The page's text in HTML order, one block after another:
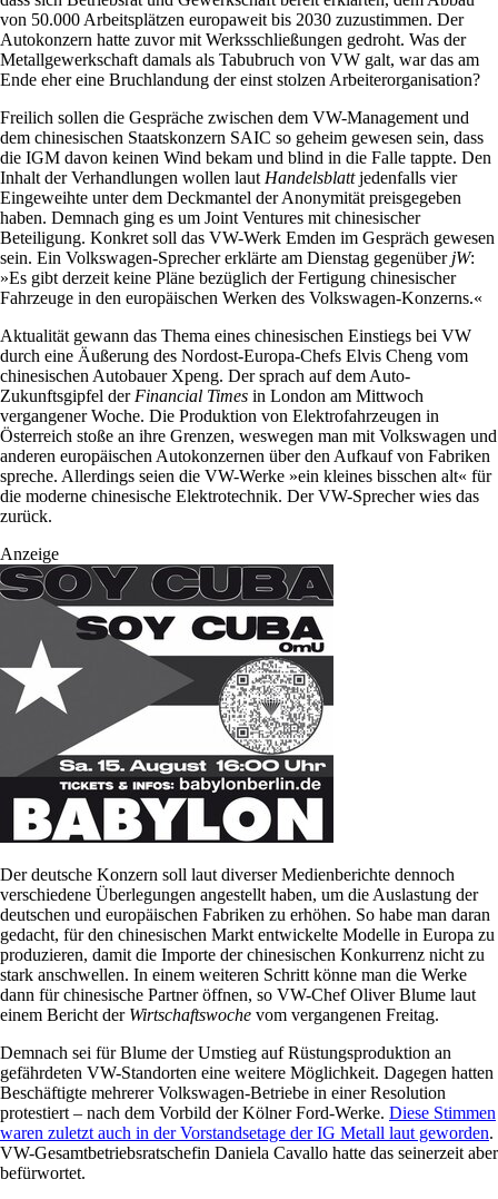
von 50.000 Arbeitsplätzen europaweit bis 2030 zuzustimmen. Der
Autokonzern hatte zuvor mit Werksschließungen gedroht. Was der
Metallgewerkschaft damals als Tabubruch von VW galt, war das am
Ende eher eine Bruchlandung der einst stolzen Arbeiterorganisation?
Freilich sollen die Gespräche zwischen dem VW-Management und
dem chinesischen Staatskonzern SAIC so geheim gewesen sein, dass
die IGM davon keinen Wind bekam und blind in die Falle tappte. Den
Inhalt der Verhandlungen wollen laut Handelsblattjedenfalls vier
Eingeweihte unter dem Deckmantel der Anonymität preisgegeben
haben. Demnach ging es um Joint Ventures mit chinesischer
Beteiligung. Konkret soll das VW-Werk Emden im Gespräch gewesen
sein. Ein Volkswagen-Sprecher erklärte am Dienstag gegenüber jW:
»Es gibt derzeit keine Pläne bezüglich der Fertigung chinesischer
Fahrzeuge in den europäischen Werken des Volkswagen-Konzerns.«
Aktualität gewann das Thema eines chinesischen Einstiegs bei VW
durch eine Äußerung des Nordost-Europa-Chefs Elvis Cheng vom
chinesischen Autobauer Xpeng. Der sprach auf dem Auto-
Zukunftsgipfel der Financial Times in London am Mittwoch
vergangener Woche. Die Produktion von Elektrofahrzeugen in
Österreich stoße an ihre Grenzen, weswegen man mit Volkswagen und
anderen europäischen Autokonzernen über den Aufkauf von Fabriken
spreche. Allerdings seien die VW-Werke »ein kleines bisschen alt« für
die moderne chinesische Elektrotechnik. Der VW-Sprecher wies das
zurück.
Anzeige
Der deutsche Konzern soll laut diverser Medienberichte dennoch
verschiedene Überlegungen angestellt haben, um die Auslastung der
deutschen und europäischen Fabriken zu erhöhen. So habe man daran
gedacht, für den chinesischen Markt entwickelte Modelle in Europa zu
produzieren, damit die Importe der chinesischen Konkurrenz nicht zu
stark anschwellen. In einem weiteren Schritt könne man die Werke
dann für chinesische Partner öffnen, so VW-Chef Oliver Blume laut
einem Bericht der Wirtschaftswoche vom vergangenen Freitag.
Demnach sei für Blume der Umstieg auf Rüstungsproduktion an
gefährdeten VW-Standorten eine weitere Möglichkeit. Dagegen hatten
Beschäftigte mehrerer Volkswagen-Betriebe in einer Resolution
protestiert – nach dem Vorbild der Kölner Ford-Werke. Diese Stimmen
waren zuletzt auch in der Vorstandsetage der IG Metall laut geworden.
VW-Gesamtbetriebsratschefin Daniela Cavallo hatte das seinerzeit aber
befürwortet.